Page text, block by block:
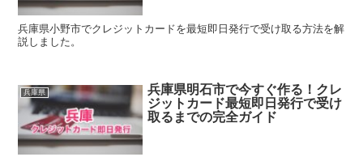
兵庫県小野市でクレジットカードを最短即日発行で受け取る方法を解
説しました。
兵庫県
兵庫県明石市で今すぐ作る！クレ
ジットカード最短即日発行で受け
取るまでの完全ガイド